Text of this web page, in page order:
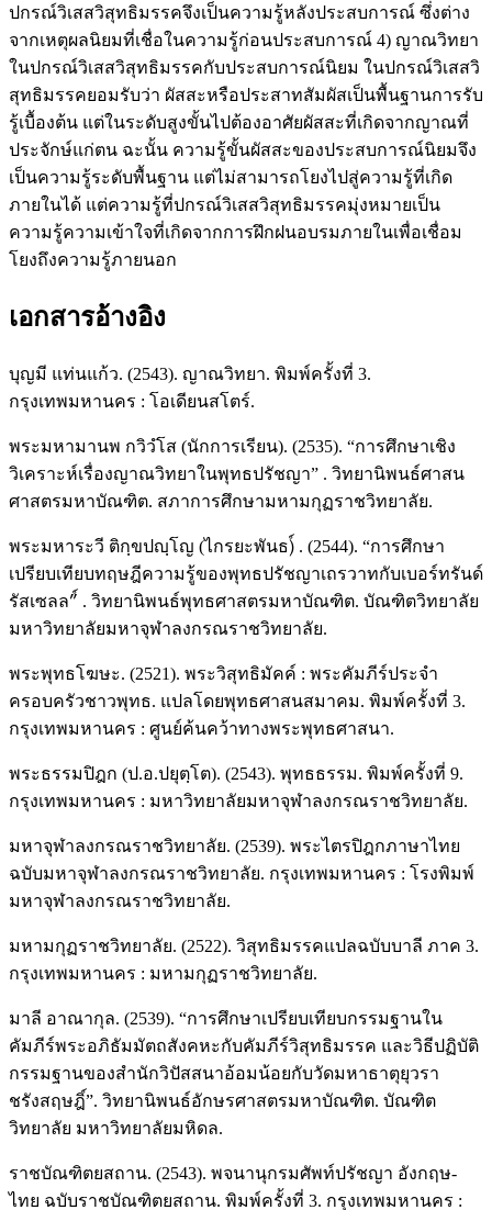
ปกรณ์วิเสสวิสุทธิมรรคจึงเป็นความรู้หลังประสบการณ์ ซึ่งต่าง
จากเหตุผลนิยมที่เชื่อในความรู้ก่อนประสบการณ์ 4) ญาณวิทยา
ในปกรณ์วิเสสวิสุทธิมรรคกับประสบการณ์นิยม ในปกรณ์วิเสสวิ
สุทธิมรรคยอมรับว่า ผัสสะหรือประสาทสัมผัสเป็นพื้นฐานการรับ
รู้เบื้องต้น แต่ในระดับสูงขั้นไปต้องอาศัยผัสสะที่เกิดจากญาณที่
ประจักษ์แก่ตน ฉะนั้น ความรู้ขั้นผัสสะของประสบการณ์นิยมจึง
เป็นความรู้ระดับพื้นฐาน แต่ไม่สามารถโยงไปสู่ความรู้ที่เกิด
ภายในได้ แต่ความรู้ที่ปกรณ์วิเสสวิสุทธิมรรคมุ่งหมายเป็น
ความรู้ความเข้าใจที่เกิดจากการฝึกฝนอบรมภายในเพื่อเชื่อม
โยงถึงความรู้ภายนอก
เอกสารอ้างอิง
บุญมี แท่นแก้ว. (2543). ญาณวิทยา. พิมพ์ครั้งที่ 3.
กรุงเทพมหานคร : โอเดียนสโตร์.
พระมหามานพ กวิวํโส (นักการเรียน). (2535). “การศึกษาเชิง
วิเคราะห์เรื่องญาณวิทยาในพุทธปรัชญา” . วิทยานิพนธ์ศาสน
ศาสตรมหาบัณฑิต. สภาการศึกษามหามกุฏราชวิทยาลัย.
พระมหาระวี ติกฺขปญฺโญ (ไกรยะพันธ)์ . (2544). “การศึกษา
เปรียบเทียบทฤษฎีความรู้ของพุทธปรัชญาเถรวาทกับเบอร์ทรันด์
รัสเซลล”์ . วิทยานิพนธ์พุทธศาสตรมหาบัณฑิต. บัณฑิตวิทยาลัย
มหาวิทยาลัยมหาจุฬาลงกรณราชวิทยาลัย.
พระพุทธโฆษะ. (2521). พระวิสุทธิมัคค์ : พระคัมภีร์ประจํา
ครอบครัวชาวพุทธ. แปลโดยพุทธศาสนสมาคม. พิมพ์ครั้งที่ 3.
กรุงเทพมหานคร : ศูนย์ค้นคว้าทางพระพุทธศาสนา.
พระธรรมปิฎก (ป.อ.ปยุตฺโต). (2543). พุทธธรรม. พิมพ์ครั้งที่ 9.
กรุงเทพมหานคร : มหาวิทยาลัยมหาจุฬาลงกรณราชวิทยาลัย.
มหาจุฬาลงกรณราชวิทยาลัย. (2539). พระไตรปิฎกภาษาไทย
ฉบับมหาจุฬาลงกรณราชวิทยาลัย. กรุงเทพมหานคร : โรงพิมพ์
มหาจุฬาลงกรณราชวิทยาลัย.
มหามกุฏราชวิทยาลัย. (2522). วิสุทธิมรรคแปลฉบับบาลี ภาค 3.
กรุงเทพมหานคร : มหามกุฏราชวิทยาลัย.
มาลี อาณากุล. (2539). “การศึกษาเปรียบเทียบกรรมฐานใน
คัมภีร์พระอภิธัมมัตถสังคหะกับคัมภีร์วิสุทธิมรรค และวิธีปฏิบัติ
กรรมฐานของสํานักวิปัสสนาอ้อมน้อยกับวัดมหาธาตุยุวรา
ชรังสฤษฎิ์”. วิทยานิพนธ์อักษรศาสตรมหาบัณฑิต. บัณฑิต
วิทยาลัย มหาวิทยาลัยมหิดล.
ราชบัณฑิตยสถาน. (2543). พจนานุกรมศัพท์ปรัชญา อังกฤษ-
ไทย ฉบับราชบัณฑิตยสถาน. พิมพ์ครั้งที่ 3. กรุงเทพมหานคร :